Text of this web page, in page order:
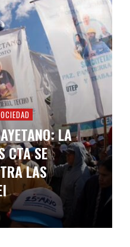
LA
CTA SE
LAS